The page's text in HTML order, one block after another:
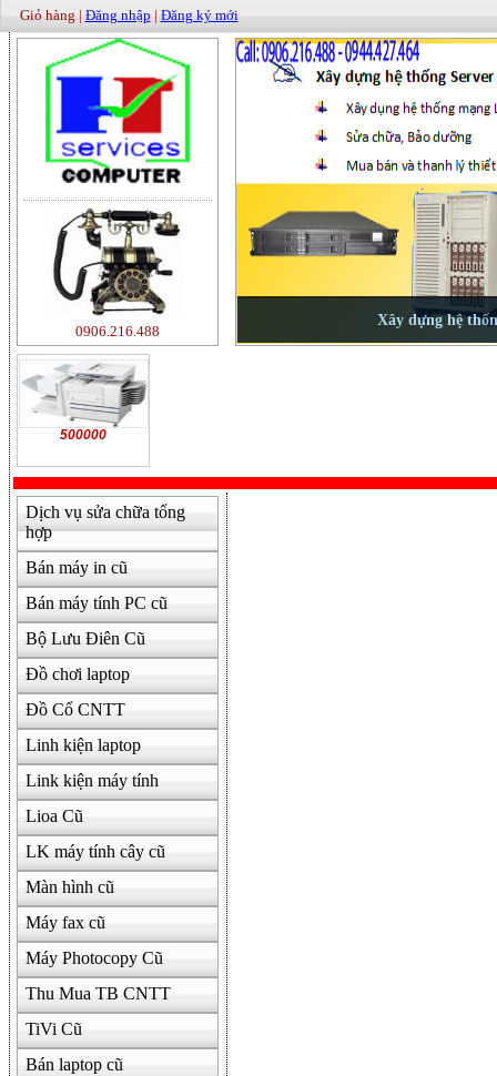
Giỏ hàng | Đăng nhập | Đăng ký mới
0906.216.488
500000
Dịch vụ sửa chữa tổng
hợp
Bán máy in cũ
Bán máy tính PC cũ
Bộ Lưu Điên Cũ
Đồ chơi laptop
Đồ Cổ CNTT
Linh kiện laptop
Link kiện máy tính
Lioa Cũ
LK máy tính cây cũ
Màn hình cũ
Máy fax cũ
Máy Photocopy Cũ
Thu Mua TB CNTT
TiVi Cũ
Bán laptop cũ